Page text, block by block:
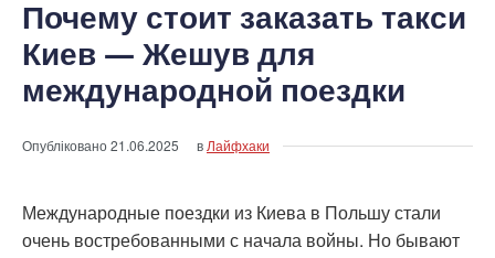
Почему стоит заказать такси
Киев — Жешув для
международной поездки
Опубліковано21.06.2025 в Лайфхаки
Международные поездки из Киева в Польшу стали
очень востребованными с начала войны. Но бывают